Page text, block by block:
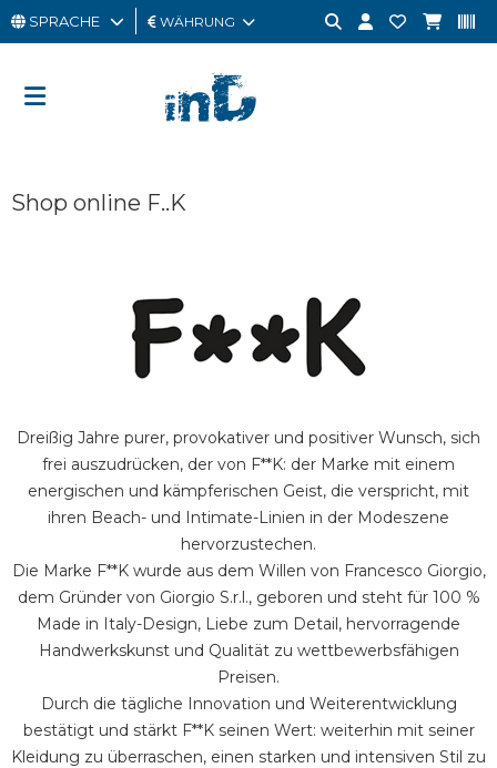
MANN
OUTLET
SPRACHE WÄHRUNG
Shop online F..K
Dreißig Jahre purer, provokativer und positiver Wunsch, sich
frei auszudrücken, der von F**K: der Marke mit einem
energischen und kämpferischen Geist, die verspricht, mit
ihren Beach- und Intimate-Linien in der Modeszene
hervorzustechen.
Die Marke F**K wurde aus dem Willen von Francesco Giorgio,
dem Gründer von Giorgio S.r.l., geboren und steht für 100 %
Made in Italy-Design, Liebe zum Detail, hervorragende
Handwerkskunst und Qualität zu wettbewerbsfähigen
Preisen.
Durch die tägliche Innovation und Weiterentwicklung
bestätigt und stärkt F**K seinen Wert: weiterhin mit seiner
Kleidung zu überraschen, einen starken und intensiven Stil zu